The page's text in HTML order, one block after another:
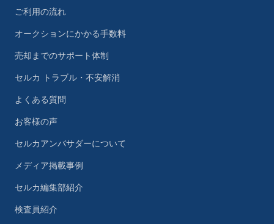
ご利用の流れ
オークションにかかる手数料
売却までのサポート体制
セルカ トラブル・不安解消
よくある質問
お客様の声
セルカアンバサダーについて
メディア掲載事例
セルカ編集部紹介
検査員紹介